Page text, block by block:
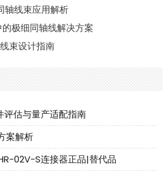
轴线束应用解析
极细同轴线解决方案
束设计指南
估与量产适配指南
案解析
02V-S连接器正品|替代品